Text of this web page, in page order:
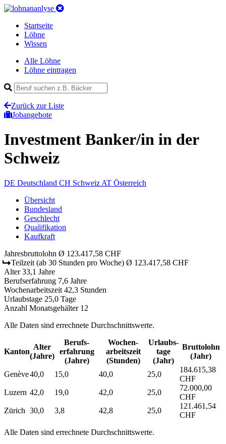
Startseite
Löhne
Wissen
Alle Löhne
Löhne eintragen
Zurück zur Liste
Jobangebote
Investment Banker/in in der
Schweiz
DE Deutschland CH Schweiz AT Österreich
Übersicht
Bundesland
Geschlecht
Qualifikation
Kaufkraft
Jahresbruttolohn Ø 123.417,58 CHF
Teilzeit (ab 30 Stunden pro Woche) Ø 123.417,58 CHF
Alter 33,1 Jahre
Berufserfahrung 7,6 Jahre
Wochenarbeitszeit 42,3 Stunden
Urlaubstage 25,0 Tage
Anzahl Monatsgehälter 12
Alle Daten sind errechnete Durchschnittswerte.
Kanton
Alter
(Jahre)
Berufs­
erfahrung
(Jahre)
Wochen­
arbeitszeit
(Stunden)
Urlaubs­
tage
(Jahr)
Bruttolohn
(Jahr)
Genève40,0 15,0 40,0 25,0
184.615,38
CHF
Luzern 42,0 19,0 42,0 25,0
72.000,00
CHF
Zürich 30,0 3,8 42,8 25,0
121.461,54
CHF
Alle Daten sind errechnete Durchschnittswerte.